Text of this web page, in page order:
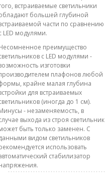
встраиваемые светильники
большей глубиной
части по сравнению
LED модулями.
преимущество
с LED модулями -
изготовки
плафонов любой
крайне малая глубина
для встраиваемых
(иногда до 1 см).
- незаменяемость, в
выхода из строя светильник
быть только заменен. С
видом светильников
использовать
стабилизатор